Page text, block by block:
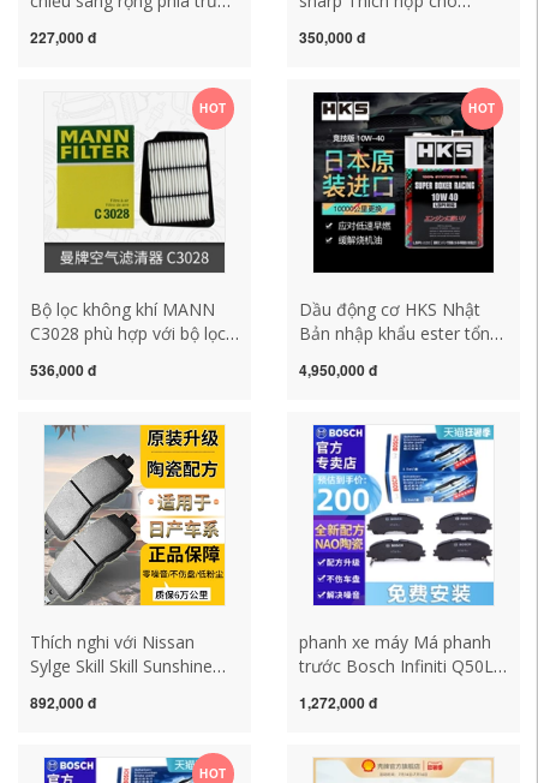
Lingzhi Jingyi X3X5X6 SX6
nhỏ giá bóng đèn led xi
nhan xe máy đèn xi nhan
xe máy lead
227,000 đ
4 Cánh Cứng mới Bora
khí lưới lọc không khí máy
lọc không khí xe oto máy
lọc không khí trên xe ô tô
350,000 đ
HOT
Bộ lọc không khí MANN
C3028 phù hợp với bộ lọc
Excelle HRV máy lọc không
mùi ô tô loại nào tốt
536,000 đ
HOT
Dầu động cơ HKS Nhật
Bản nhập khẩu ester tổng
đối kháng ngang 10W-40
LSPI 4L nhớt caltex
havoline nhớt hộp số xe
tay ga
4,950,000 đ
Thích nghi với Nissan
Sylge Skill Skill Sunshine
Bird Bird Qiqi phía trước
892,000 đ
phanh xe máy Má phanh
trước Bosch Infiniti Q50L
Q60 JX Nissan Loulan giá
má phanh xe camry
1,272,000 đ
HOT